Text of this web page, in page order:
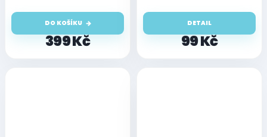
399 Kč
DO KOŠÍKU
99 Kč
DETAIL